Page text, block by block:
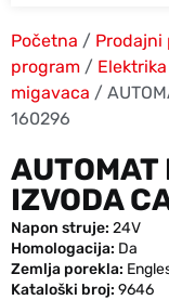
Početna / Prodajni
program / Elektrika
migavaca /
160296
AUTOMAT
IZVODA
Napon struje: 24V
Homologacija: Da
Zemlja porekla:
Kataloški broj: 9646